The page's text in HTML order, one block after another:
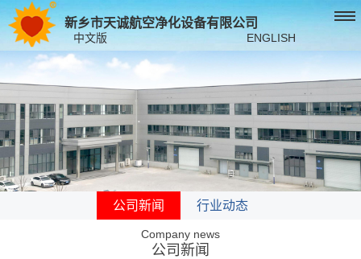
新乡市天诚航空净化设备有限公司
中文版 ENGLISH
公司新闻 行业动态
Company news
公司新闻